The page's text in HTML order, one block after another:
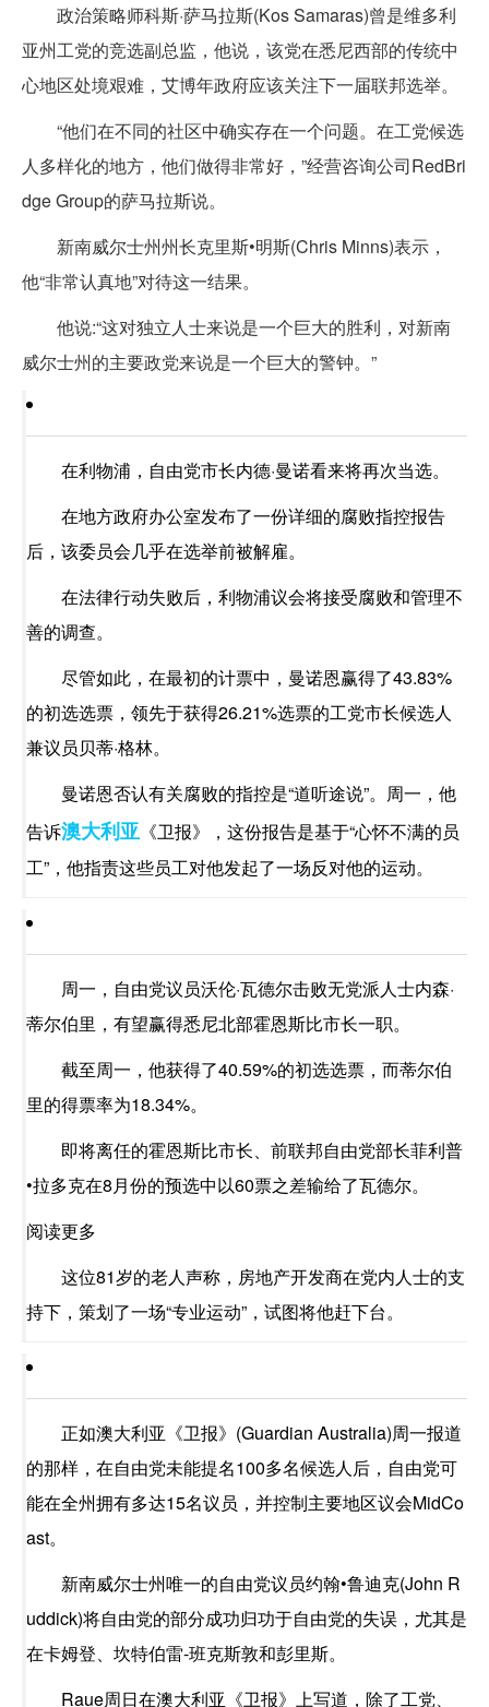
政治策略师科斯·萨马拉斯(Kos Samaras)曾是维多利
亚州工党的竞选副总监，他说，该党在悉尼西部的传统中
心地区处境艰难，艾博年政府应该关注下一届联邦选举。
“他们在不同的社区中确实存在一个问题。在工党候选
人多样化的地方，他们做得非常好，”经营咨询公司RedBri
dge Group的萨马拉斯说。
新南威尔士州州长克里斯•明斯(Chris Minns)表示，
他“非常认真地”对待这一结果。
他说:“这对独立人士来说是一个巨大的胜利，对新南
威尔士州的主要政党来说是一个巨大的警钟。”
在利物浦，自由党市长内德·曼诺看来将再次当选。
在地方政府办公室发布了一份详细的腐败指控报告
后，该委员会几乎在选举前被解雇。
在法律行动失败后，利物浦议会将接受腐败和管理不
善的调查。
尽管如此，在最初的计票中，曼诺恩赢得了43.83%
的初选选票，领先于获得26.21%选票的工党市长候选人
兼议员贝蒂·格林。
曼诺恩否认有关腐败的指控是“道听途说”。周一，他
告诉澳大利亚 《卫报》，这份报告是基于“心怀不满的员
工”，他指责这些员工对他发起了一场反对他的运动。
周一，自由党议员沃伦·瓦德尔击败无党派人士内森·
蒂尔伯里，有望赢得悉尼北部霍恩斯比市长一职。
截至周一，他获得了40.59%的初选选票，而蒂尔伯
里的得票率为18.34%。
即将离任的霍恩斯比市长、前联邦自由党部长菲利普
•拉多克在8月份的预选中以60票之差输给了瓦德尔。
阅读更多
这位81岁的老人声称，房地产开发商在党内人士的支
持下，策划了一场“专业运动”，试图将他赶下台。
正如澳大利亚《卫报》(Guardian Australia)周一报道
的那样，在自由党未能提名100多名候选人后，自由党可
能在全州拥有多达15名议员，并控制主要地区议会MidCo
ast。
新南威尔士州唯一的自由党议员约翰•鲁迪克(John R
uddick)将自由党的部分成功归功于自由党的失误，尤其是
在卡姆登、坎特伯雷-班克斯敦和彭里斯。
Raue周日在澳大利亚《卫报》上写道，除了工党、